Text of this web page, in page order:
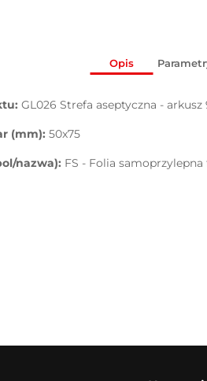
Opis
GL026 Strefa aseptyczna - arkusz
(mm): 50x75
nazwa): FS - Folia